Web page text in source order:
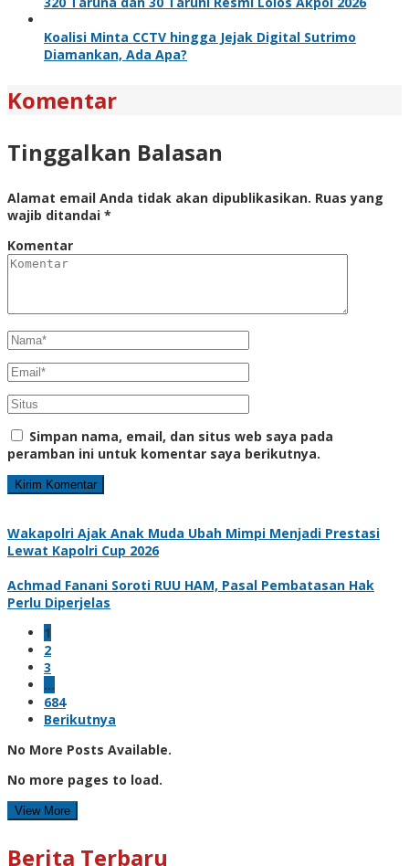
Koalisi Minta CCTV hingga Jejak Digital Sutrimo
Diamankan, Ada Apa?
Komentar
Tinggalkan Balasan
Alamat email Anda tidak akan dipublikasikan. Ruas yang
wajib ditandai *
Komentar
Simpan nama, email, dan situs web saya pada
peramban ini untuk komentar saya berikutnya.
Wakapolri Ajak Anak Muda Ubah Mimpi Menjadi Prestasi
Lewat Kapolri Cup 2026
Achmad Fanani Soroti RUU HAM, Pasal Pembatasan Hak
Perlu Diperjelas
1
2
3
…
684
Berikutnya
No More Posts Available.
No more pages to load.
View More
Berita Terbaru